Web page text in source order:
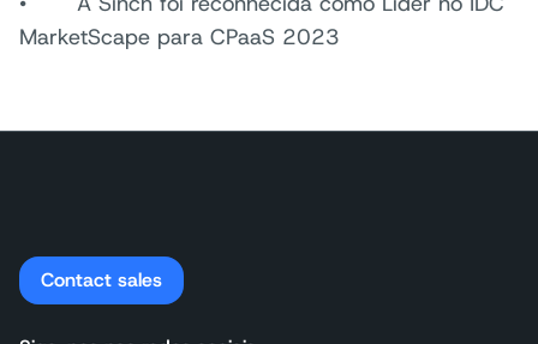
MarketScape para CPaaS 2023
Contact sales